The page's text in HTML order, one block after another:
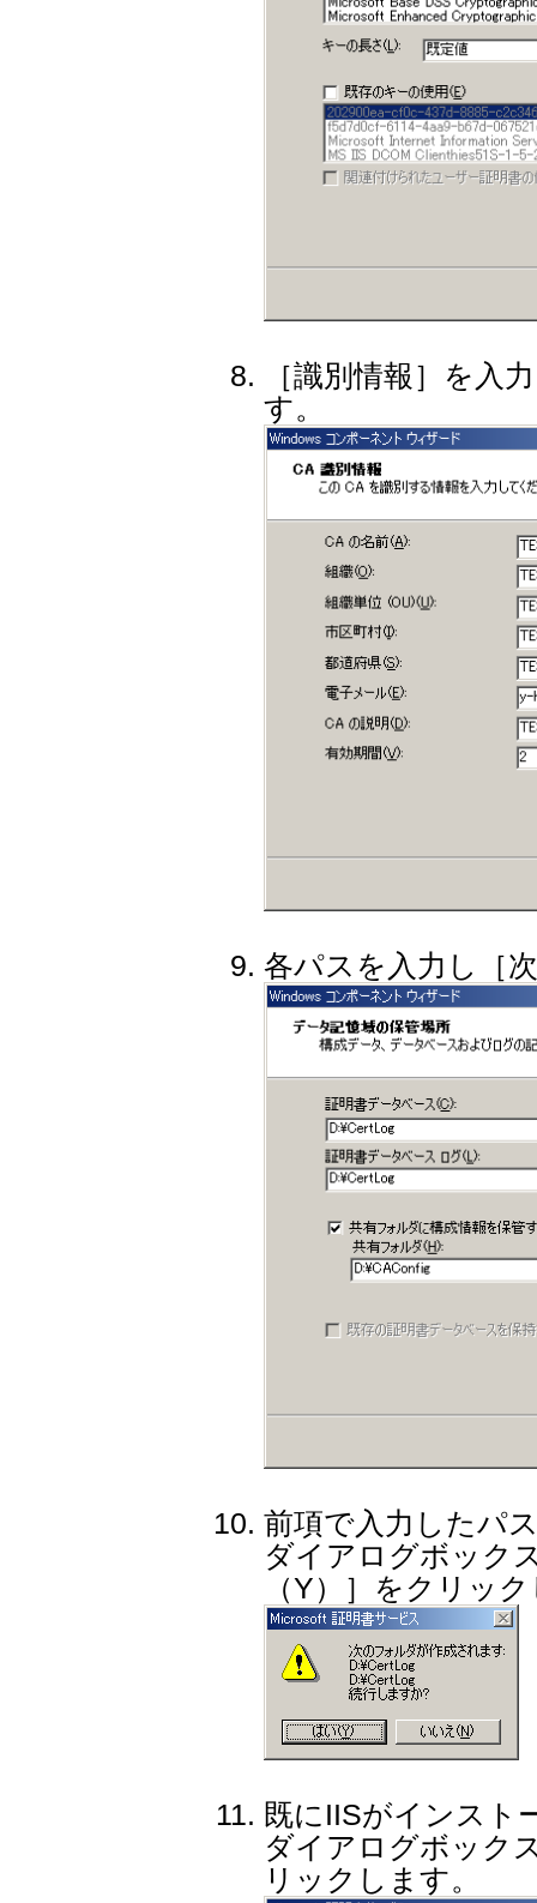
［識別情報］を入
す。
各パスを入力し［
前項で入力したパ
ダイアログボック
（Y）］をクリッ
既にIISがインスト
ダイアログボック
リックします。